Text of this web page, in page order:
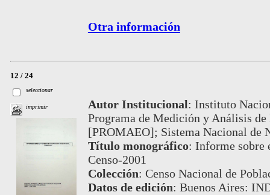
Otra información
12 / 24
seleccionar
imprimir Autor Institucional: Instituto
Programa de Medición y Análisis
[PROMAEO]; Sistema Nacional de
Título monográfico: Informe sobre
Censo-2001
Colección: Censo Nacional de
Datos de edición: Buenos Aires: